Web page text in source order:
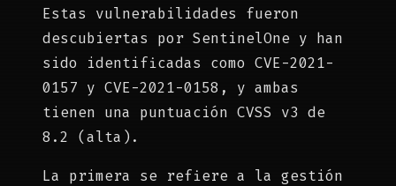
Estas vulnerabilidades fueron
descubiertas por SentinelOne y han
sido identificadas como CVE-2021-
0157 y CVE-2021-0158, y ambas
tienen una puntuación CVSS v3 de
8.2 (alta).
La primera se refiere a la gestión